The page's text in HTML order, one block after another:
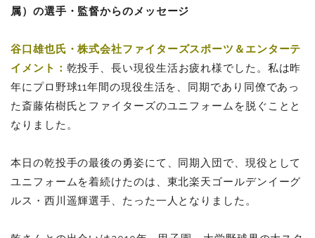
属）の選手・監督からのメッセージ
谷口雄也氏・株式会社ファイターズスポーツ＆エンターテ
イメント： 乾投手、長い現役生活お疲れ様でした。私は昨
年にプロ野球11年間の現役生活を、同期であり同僚であっ
た斎藤佑樹氏とファイターズのユニフォームを脱ぐことと
なりました。
本日の乾投手の最後の勇姿にて、同期入団で、現役として
ユニフォームを着続けたのは、東北楽天ゴールデンイーグ
ルス・西川遥輝選手、たった一人となりました。